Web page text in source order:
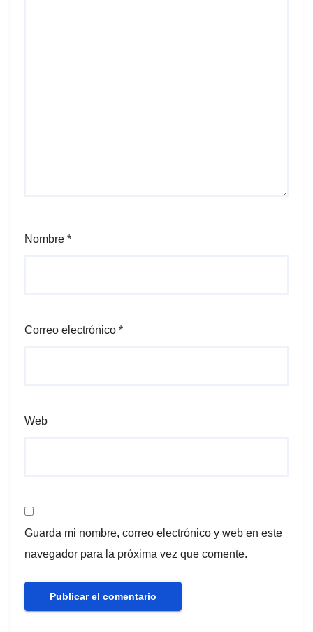
Nombre *
Correo electrónico *
Web
Guarda mi nombre, correo electrónico y web en este
navegador para la próxima vez que comente.